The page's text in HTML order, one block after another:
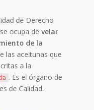
de Derecho
ocupa develar
de la
las aceitunas que
a la
. Es el órgano de
de Calidad.